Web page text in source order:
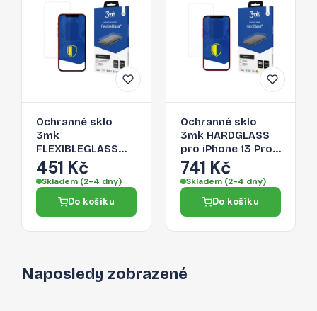
Ochranné sklo
3mk
FLEXIBLEGLASS
pro iPhone 13 Pro -
černá
451 Kč
Skladem (2-4 dny)
Do košíku
Ochranné sklo
3mk HARDGLASS
pro iPhone 13 Pro -
čirá
741 Kč
Skladem (2-4 dny)
Do košíku
Naposledy zobrazené